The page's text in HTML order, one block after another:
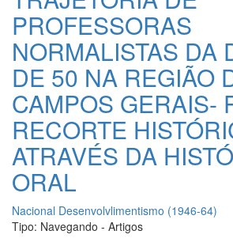
PROFESSORAS
NORMALISTAS DA
DE 50 NA REGIÃO
CAMPOS GERAIS-
RECORTE
ATRAVÉS DA
ORAL
Nacional Desenvolvlimentismo (1946-64)
Tipo: Navegando - Artigos